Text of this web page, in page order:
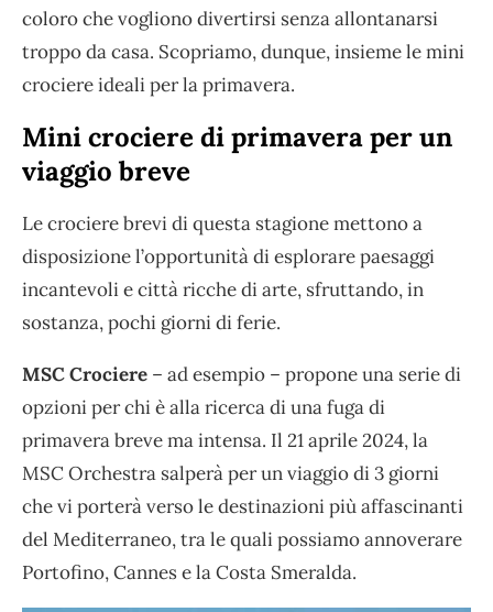
coloro che vogliono divertirsi senza allontanarsi
troppo da casa. Scopriamo, dunque, insieme le mini
crociere ideali per la primavera.
Mini crociere di primavera per un
viaggio breve
Le crociere brevi di questa stagione mettono a
disposizione l’opportunità di esplorare paesaggi
incantevoli e città ricche di arte, sfruttando, in
sostanza, pochi giorni di ferie.
MSC Crociere – ad esempio – propone una serie di
opzioni per chi è alla ricerca di una fuga di
primavera breve ma intensa. Il 21 aprile 2024, la
MSC Orchestra salperà per un viaggio di 3 giorni
che vi porterà verso le destinazioni più affascinanti
del Mediterraneo, tra le quali possiamo annoverare
Portofino, Cannes e la Costa Smeralda.